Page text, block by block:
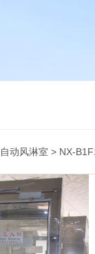
自动风淋室 > NX-